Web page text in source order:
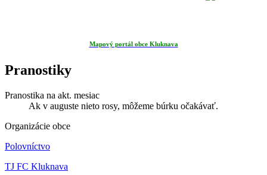
Mapový portál obce Kluknava
Pranostiky
Pranostika na akt. mesiac
Ak v auguste nieto rosy, môžeme búrku očakávať.
Organizácie obce
Polovníctvo
TJ FC Kluknava